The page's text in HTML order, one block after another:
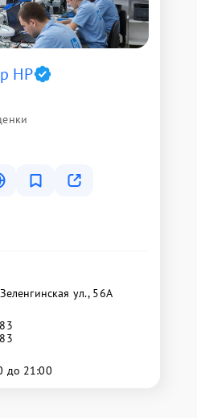
HP
ул., 56А
до 21:00